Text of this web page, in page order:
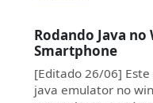
Rodando Java
Smartphone
[Editado 26/06]
java emulator no